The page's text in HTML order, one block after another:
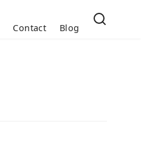
Contact Blog